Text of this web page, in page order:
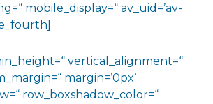
mobile_display=“ av_uid=’av-
vertical_alignment=“
margin=’0px‘
row_boxshadow_color=“